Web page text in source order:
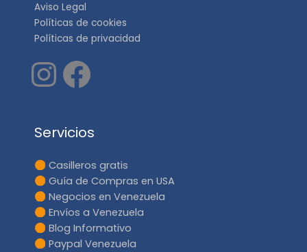
Aviso Legal
Políticas de cookies
Políticas de privacidad
Servicios
Casilleros gratis
Guía de Compras en USA
Negocios en Venezuela
Envíos a Venezuela
Blog Informativo
Paypal Venezuela